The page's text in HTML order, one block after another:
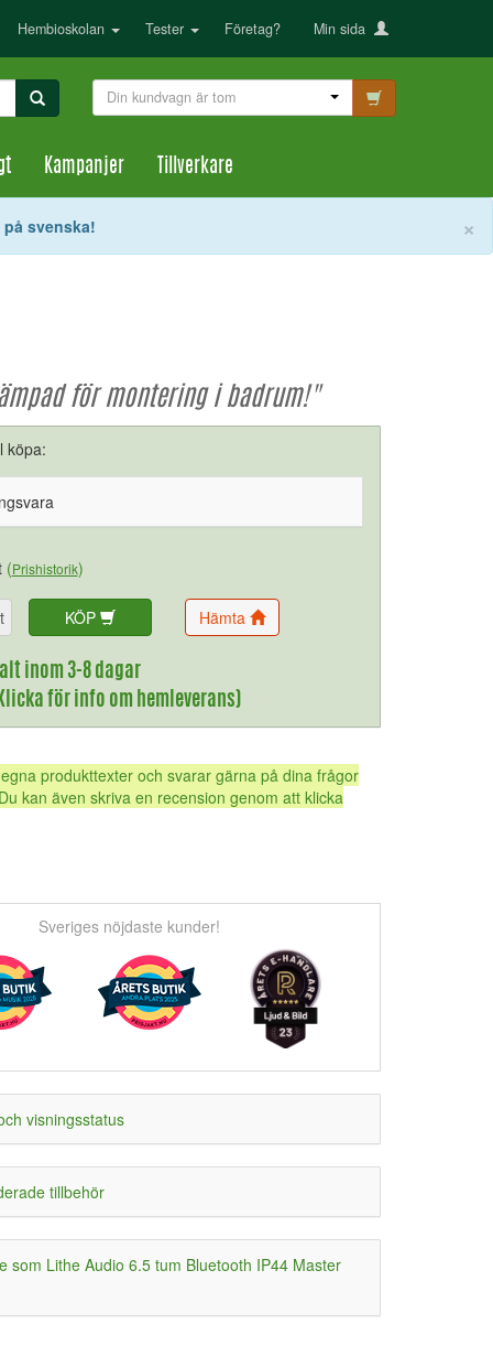
Hembioskolan Tester Företag? Min sida
Din kundvagn är tom
Kampanjer Tillverkare
×
svenska!
för montering i badrum!"
köpa:
(Prishistorik)
KÖP Hämta
inom 3-8 dagar
för info om hemleverans)
produkttexter och svarar gärna på dina frågor
kan även skriva en recension genom att klicka
Sveriges nöjdaste kunder!
visningsstatus
tillbehör
som Lithe Audio 6.5 tum Bluetooth IP44 Master